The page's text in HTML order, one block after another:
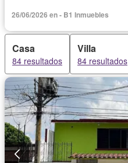
26/06/2026 en - B1 Inmuebles
Casa
84 resultados
Villa
84 resultados